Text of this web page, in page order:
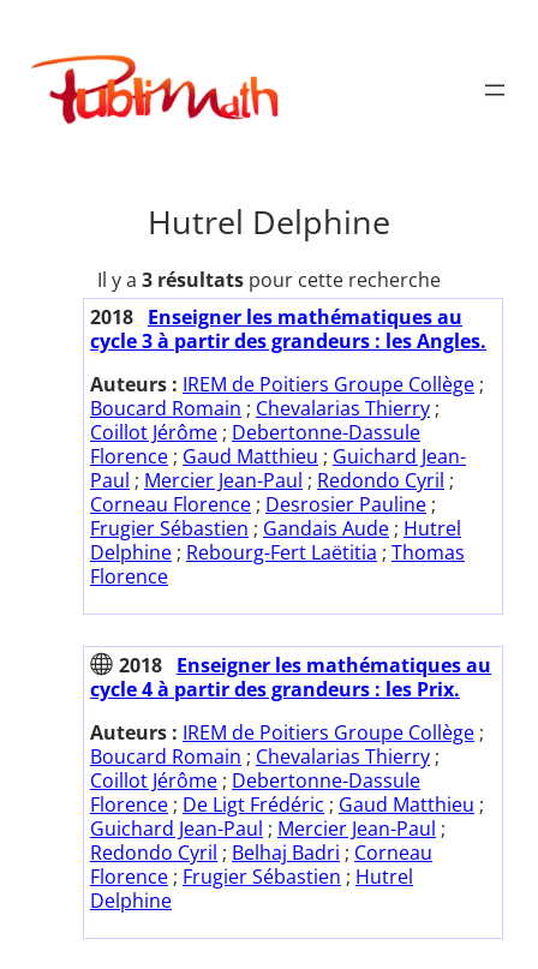
contenu
Publimath
Hutrel Delphine
Il y a 3 résultats pour cette recherche
2018 Enseigner les mathématiques au
cycle 3 à partir des grandeurs : les Angles.
Auteurs : IREM de Poitiers Groupe Collège ;
Boucard Romain ; Chevalarias Thierry ;
Coillot Jérôme ; Debertonne-Dassule
Florence ; Gaud Matthieu ; Guichard Jean-
Paul ; Mercier Jean-Paul ; Redondo Cyril ;
Corneau Florence ; Desrosier Pauline ;
Frugier Sébastien ; Gandais Aude ; Hutrel
Delphine ; Rebourg-Fert Laëtitia ; Thomas
Florence
2018 Enseigner les mathématiques au
cycle 4 à partir des grandeurs : les Prix.
Auteurs : IREM de Poitiers Groupe Collège ;
Boucard Romain ; Chevalarias Thierry ;
Coillot Jérôme ; Debertonne-Dassule
Florence ; De Ligt Frédéric ; Gaud Matthieu ;
Guichard Jean-Paul ; Mercier Jean-Paul ;
Redondo Cyril ; Belhaj Badri ; Corneau
Florence ; Frugier Sébastien ; Hutrel
Delphine